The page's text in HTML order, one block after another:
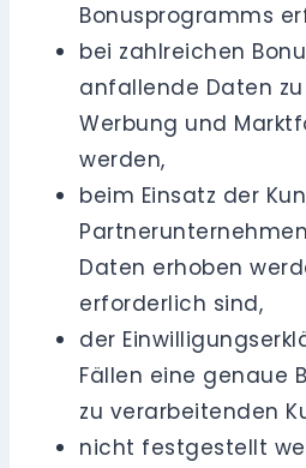
Bonusprogramms
bei zahlreichen
anfallende Daten
Werbung und
werden,
beim Einsatz der
Daten erhoben
erforderlich sind,
der
Fällen eine genaue
zu verarbeitenden
nicht festgestellt